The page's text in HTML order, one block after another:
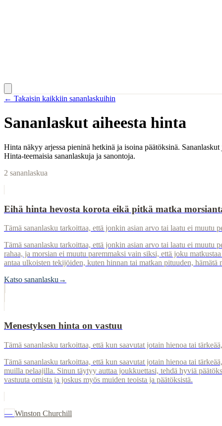
← Takaisin kaikkiin sananlaskuihin
Sananlaskut aiheesta hinta
Hinta näkyy arjessa pieninä hetkinä ja isoina päätöksinä.
Hinta-teemaisia sananlaskuja ja sanontoja.
2 sananlaskua
Eihä hinta hevosta korota eikä pitkä matka
Tämä sananlasku tarkoittaa, että jonkin asian arvo tai laatu ei muutu
Tämä sananlasku tarkoittaa, että jonkin asian arvo tai laatu ei muutu
rahaa, ja morsian ei muutu paremmaksi vain siksi, että joku
antaa ulkoisten tekijöiden, kuten hinnan tai matkan pituuden, hämätä
Katso sananlasku →
Menestyksen hinta on vastuu
Tämä sananlasku tarkoittaa, että kun saavutat jotain hienoa tai
Tämä sananlasku tarkoittaa, että kun saavutat jotain hienoa tai
muilla pelaajilla. Sinun täytyy auttaa joukkuettasi, tehdä hyviä
vastuuta omista ja joskus myös muiden teoista ja päätöksistä.
— Winston Churchill